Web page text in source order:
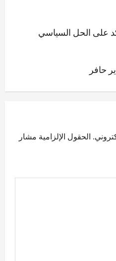
على الحل السياسي
حافر
الحقول الإلزامية مشار